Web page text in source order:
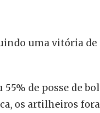
uma vitória de
de posse de
os artilheiros